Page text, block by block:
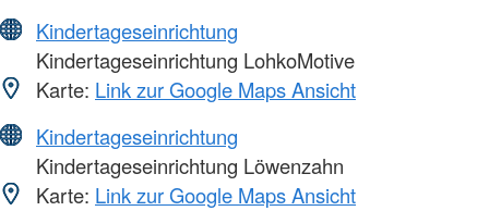
Kindertageseinrichtung
Kindertageseinrichtung LohkoMotive
Karte: Link zur Google Maps Ansicht
Kindertageseinrichtung
Kindertageseinrichtung Löwenzahn
Karte: Link zur Google Maps Ansicht